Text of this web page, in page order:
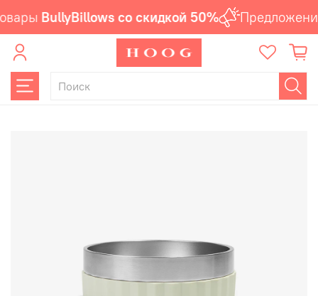
BullyBillows со скидкой 50%